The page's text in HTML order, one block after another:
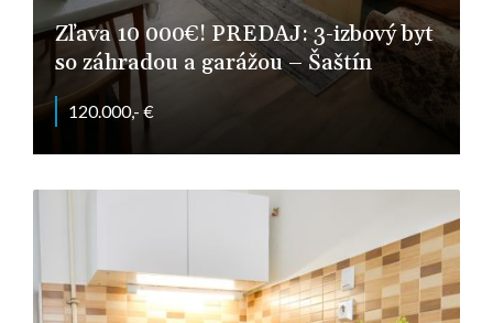
Zľava 10 000€! PREDAJ: 3-izbový byt
so záhradou a garážou – Šaštín
120.000,- €